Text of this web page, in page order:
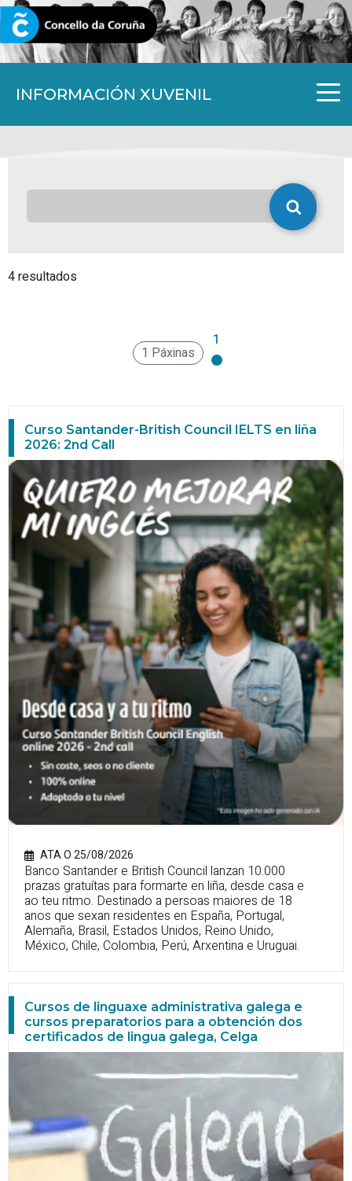
INFORMACIÓN XUVENIL
CORUNA.GAL
4 resultados
1 Páxinas
1
Curso Santander-British Council IELTS en liña
2026: 2nd Call
ATA O 25/08/2026
Banco Santander e British Council lanzan 10.000
prazas gratuítas para formarte en liña, desde casa e
ao teu ritmo. Destinado a persoas maiores de 18
anos que sexan residentes en España, Portugal,
Alemaña, Brasil, Estados Unidos, Reino Unido,
México, Chile, Colombia, Perú, Arxentina e Uruguai.
Cursos de linguaxe administrativa galega e
cursos preparatorios para a obtención dos
certificados de lingua galega, Celga